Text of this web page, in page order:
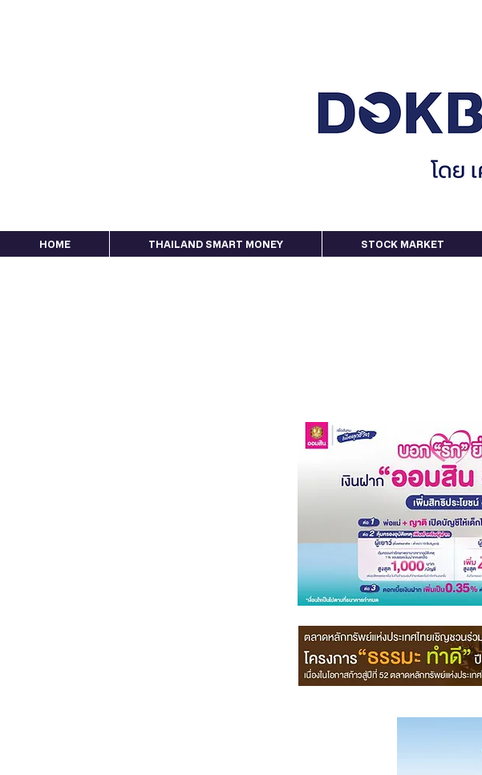
HOME THAILAND SMART MONEY STOCK MARKET